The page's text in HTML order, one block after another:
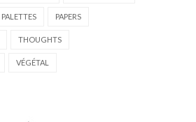
PALETTES PAPERS
THOUGHTS
VÉGÉTAL